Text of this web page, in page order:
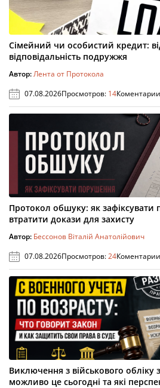
Сімейний чи особистий кредит:
відповідальність подружжя
Автор:Лента от Протокола
07.08.2026Просмотров: 14
Протокол обшуку: як зафіксувати
втратити докази для захисту
Автор: Бессонов Віталій Анатолійович
07.08.2026Просмотров:24
Виключення з військового обліку
можливо це сьогодні та які